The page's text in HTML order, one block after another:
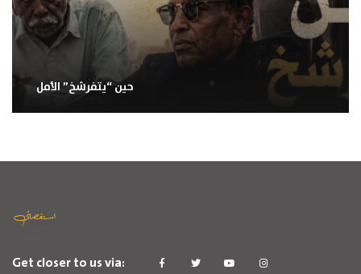
حين “يتفرشخ” الأمل
Get closer to us via: